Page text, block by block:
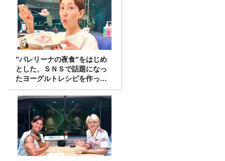
”バレリーナの夜食”をはじめ
とした、ＳＮＳで話題になっ
たヨーグルトレシピを作って
みた！